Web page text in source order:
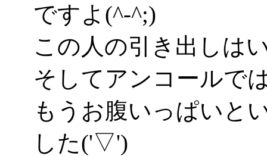
ですよ(^-^;)
この人の引き出しは
そしてアンコールで
もうお腹いっぱいと
した('▽')